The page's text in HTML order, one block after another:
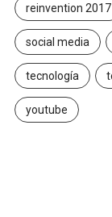
reinvention 2017
social media
tecnología
youtube